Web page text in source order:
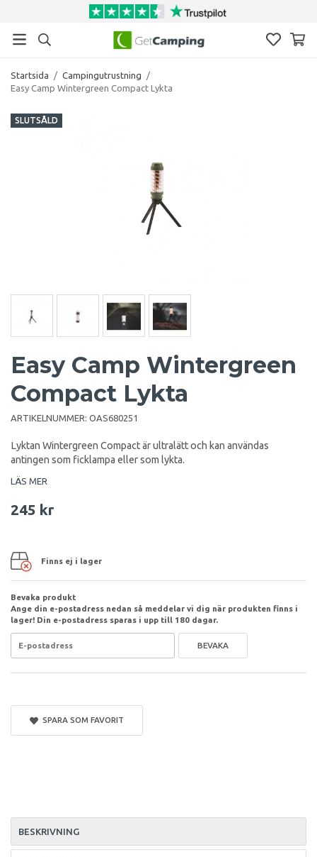
Startsida / Campingutrustning
/
Easy Camp Wintergreen Compact Lykta
SLUTSÅLD
Easy Camp Wintergreen
Compact Lykta
ARTIKELNUMMER: OAS680251
Lyktan Wintergreen Compact är ultralätt och kan användas
antingen som ficklampa eller som lykta.
LÄS MER
245 kr
Finns ej i lager
Bevaka produkt
Ange din e-postadress nedan så meddelar vi dig när produkten finns i
lager! Din e-postadress sparas i upp till 180 dagar.
BEVAKA
SPARA SOM FAVORIT
BESKRIVNING